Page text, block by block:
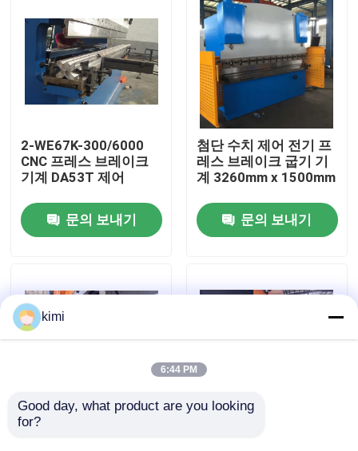
제품
회사 소개
공장 견학
품질 관리
문의하기
뉴스
사건
2-WE67K-300/6000
CNC 프레스 브레이크
기계 DA53T 제어
문의 보내기
첨단 수치 제어 전기 프
레스 브레이크 굽기 기
계 3260mm x 1500mm
문의 보내기
가이드레일 만들기 위
kimi
6:44 PM
Good day, what product are you looking
for?